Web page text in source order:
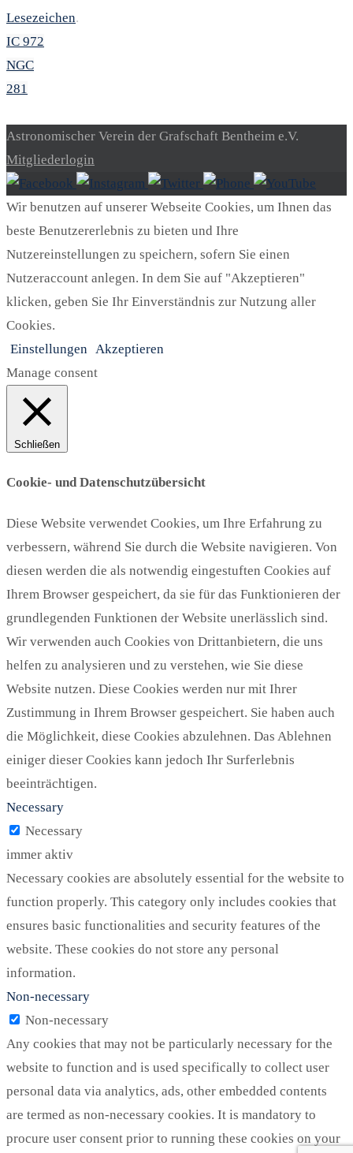
Lesezeichen.
IC 972
NGC
281
Astronomischer Verein der Grafschaft Bentheim e.V.
Mitgliederlogin
Wir benutzen auf unserer Webseite Cookies, um Ihnen das
beste Benutzererlebnis zu bieten und Ihre
Nutzereinstellungen zu speichern, sofern Sie einen
Nutzeraccount anlegen. In dem Sie auf "Akzeptieren"
klicken, geben Sie Ihr Einverständnis zur Nutzung aller
Cookies.
Einstellungen Akzeptieren
Manage consent
Schließen
Cookie- und Datenschutzübersicht
Diese Website verwendet Cookies, um Ihre Erfahrung zu
verbessern, während Sie durch die Website navigieren. Von
diesen werden die als notwendig eingestuften Cookies auf
Ihrem Browser gespeichert, da sie für das Funktionieren der
grundlegenden Funktionen der Website unerlässlich sind.
Wir verwenden auch Cookies von Drittanbietern, die uns
helfen zu analysieren und zu verstehen, wie Sie diese
Website nutzen. Diese Cookies werden nur mit Ihrer
Zustimmung in Ihrem Browser gespeichert. Sie haben auch
die Möglichkeit, diese Cookies abzulehnen. Das Ablehnen
einiger dieser Cookies kann jedoch Ihr Surferlebnis
beeinträchtigen.
Necessary
Necessary
immer aktiv
Necessary cookies are absolutely essential for the website to
function properly. This category only includes cookies that
ensures basic functionalities and security features of the
website. These cookies do not store any personal
information.
Non-necessary
Non-necessary
Any cookies that may not be particularly necessary for the
website to function and is used specifically to collect user
personal data via analytics, ads, other embedded contents
are termed as non-necessary cookies. It is mandatory to
procure user consent prior to running these cookies on your